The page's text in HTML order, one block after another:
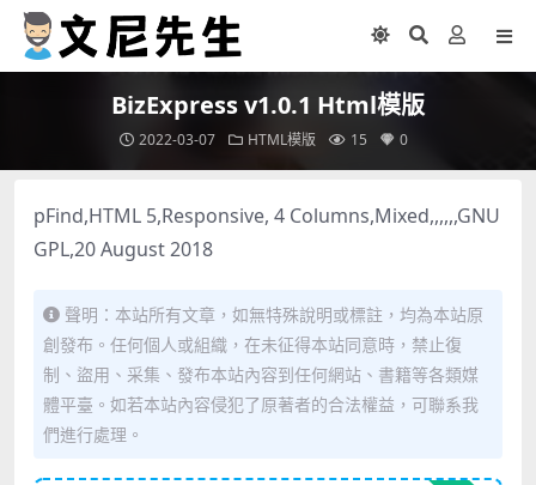
BizExpress v1.0.1 Html模版
2022-03-07 HTML模版 15 0
pFind,HTML 5,Responsive, 4 Columns,Mixed,,,,,,GNU
GPL,20 August 2018
聲明：本站所有文章，如無特殊說明或標註，均為本站原
創發布。任何個人或組織，在未征得本站同意時，禁止復
制、盜用、采集、發布本站內容到任何網站、書籍等各類媒
體平臺。如若本站內容侵犯了原著者的合法權益，可聯系我
們進行處理。